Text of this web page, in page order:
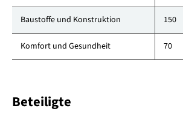
Baustoffe und Konstruktion 150
Komfort und Gesundheit 70
Beteiligte